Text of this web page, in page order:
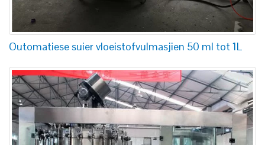
Outomatiese suier vloeistofvulmasjien 50 ml tot 1L